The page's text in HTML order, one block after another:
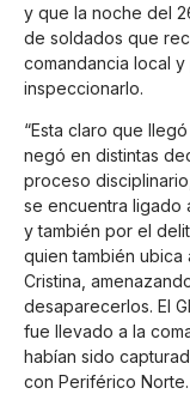
y que la noche del
de soldados que
comandancia local
inspeccionarlo.
“Esta claro que
negó en distintas
proceso
se encuentra ligado
y también por el
quien también
Cristina,
desaparecerlos. El
fue llevado a la
habían sido
con Periférico